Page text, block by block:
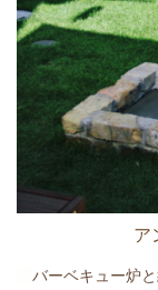
ア
バーベキュー炉